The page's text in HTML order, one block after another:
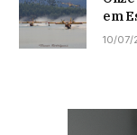
em
10/07/